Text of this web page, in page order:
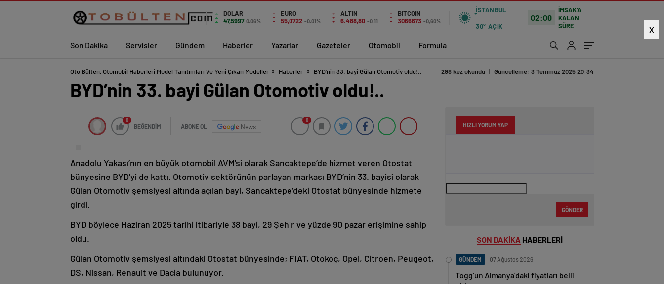
DOLAR
47,5997 0.06%
EURO
55,0722 -0.01%
ALTIN
6.488,80 -0,11
BITCOIN
3066673 -0,60%
İSTANBUL
30° AÇIK
02:00
İMSAK'A
KALAN
SÜRE
Son Dakika Servisler Gündem Haberler Yazarlar Gazeteler Otomobil Formula
X
Oto Bülten, Otomobil Haberleri,model Tanıtımları Ve Yeni Çıkan Modeller Haberler BYD’nin 33. bayi Gülan Otomotiv oldu!.. 298 kez okundu | Güncelleme: 3 Temmuz 2025 20:34
BYD’nin 33. bayi Gülan Otomotiv oldu!..
0
BEĞENDİM ABONE OL News
0
Anadolu Yakası’nın en büyük otomobil AVM’si olarak Sancaktepe’de hizmet veren Otostat
bünyesine BYD’yi de kattı. Otomotiv sektörünün parlayan markası BYD’nin 33. bayisi olarak
Gülan Otomotiv şemsiyesi altında açılan bayi, Sancaktepe’deki Otostat bünyesinde hizmete
girdi.
BYD böylece Haziran 2025 tarihi itibariyle 38 bayi, 29 Şehir ve yüzde 90 pazar erişimine sahip
oldu.
Gülan Otomotiv şemsiyesi altındaki Otostat bünyesinde; FIAT, Otokoç, Opel, Citroen, Peugeot,
DS, Nissan, Renault ve Dacia bulunuyor.
HIZLI YORUM YAP
GÖNDER
SON DAKİKA HABERLERİ
GÜNDEM 07 Ağustos 2026
Togg’un Almanya’daki fiyatları belli